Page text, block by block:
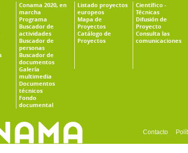
Conama 2020, en
marcha
Programa
Buscador de
actividades
Buscador de
personas
Buscador de
documentos
Galería
multimedia
Documentos
técnicos
Fondo
documental
Listado proyectos
europeos
Mapa de
Proyectos
Catálogo de
Proyectos
Científico -
Técnicas
Difusión de
Proyecto
Consulta las
comunicaciones
Contacto